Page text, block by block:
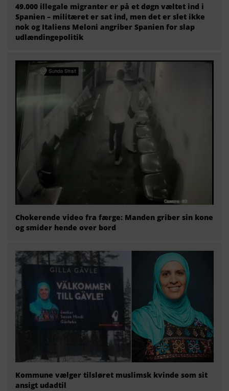
49.000 illegale migranter er på et døgn væltet ind i
Spanien – militæret er sat ind, men det er slet ikke
nok og Italiens Meloni angriber Spanien for slap
udlændingepolitik
Chokerende video fra færge: Manden griber sin kone
og smider hende over bord
Kommune vælger tilsløret muslimsk kvinde som sit
ansigt udadtil